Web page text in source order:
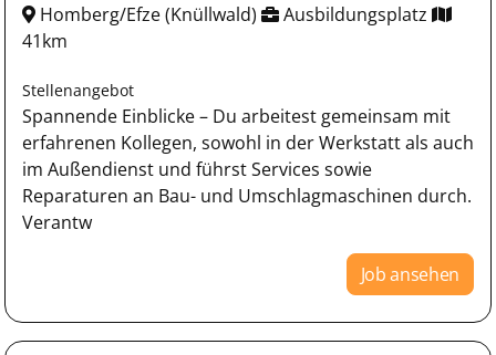
Homberg/Efze (Knüllwald)
Ausbildungsplatz
41km
Stellenangebot
Spannende Einblicke – Du arbeitest gemeinsam mit
erfahrenen Kollegen, sowohl in der Werkstatt als auch
im Außendienst und führst Services sowie
Reparaturen an Bau- und Umschlagmaschinen durch.
Verantw
Job ansehen